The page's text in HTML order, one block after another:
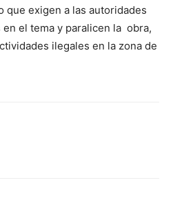
que exigen a las autoridades
el tema y paralicen la obra,
ilegales en la zona de